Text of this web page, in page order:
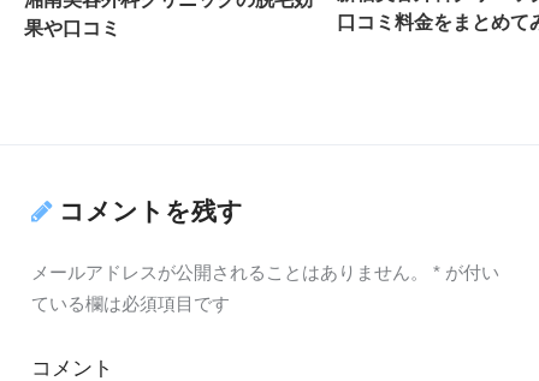
果や口コミ
口コミ料金をまとめて
コメントを残す
メールアドレスが公開されることはありません。 *が付い
ている欄は必須項目です
コメント